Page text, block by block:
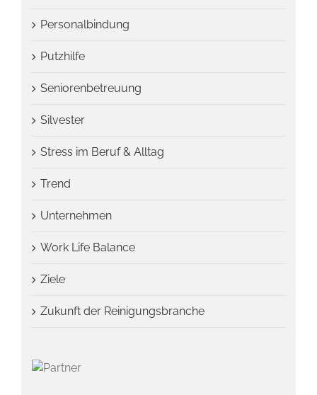
Personalbindung
Putzhilfe
Seniorenbetreuung
Silvester
Stress im Beruf & Alltag
Trend
Unternehmen
Work Life Balance
Ziele
Zukunft der Reinigungsbranche